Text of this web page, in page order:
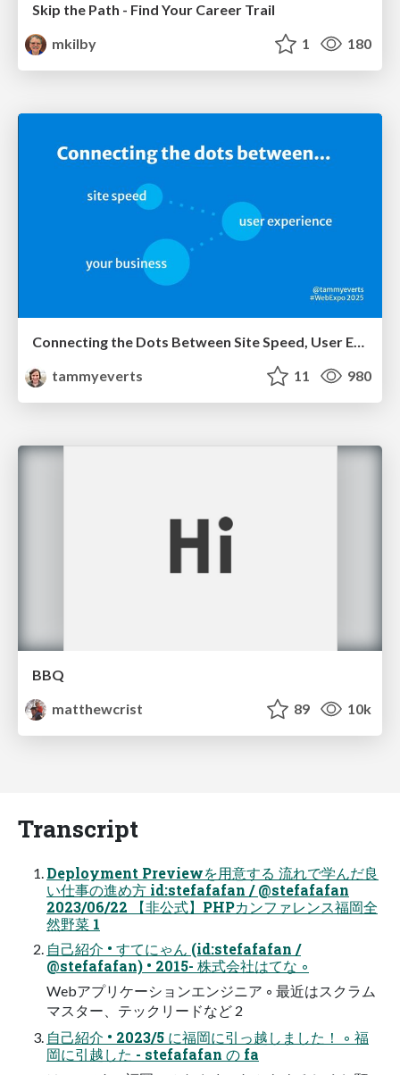
Skip the Path - Find Your Career Trail
mkilby
1 180
Connecting the Dots Between Site Speed, User Experience & Your Business [WebExpo 2025]
tammyeverts
11 980
BBQ
matthewcrist
89 10k
Transcript
Deployment Previewを用意する 流れで学んだ良
い仕事の進め方 id:stefafafan / @stefafafan
2023/06/22 【非公式】PHPカンファレンス福岡全
然野菜 1
自己紹介 • すてにゃん (id:stefafafan /
@stefafafan) • 2015- 株式会社はてな ◦
Webアプリケーションエンジニア ◦ 最近はスクラム
マスター、テックリードなど 2
自己紹介 • 2023/5 に福岡に引っ越しました！ ◦ 福
岡に引越した - stefafafan の fa